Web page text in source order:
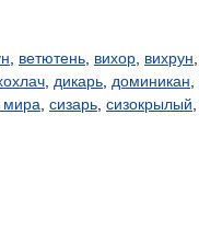
ветютень вихор вихрун
дикарь доминикан
мира сизарь сизокрылый